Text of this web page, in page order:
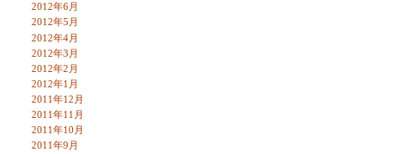
2012年6月
2012年5月
2012年4月
2012年3月
2012年2月
2012年1月
2011年12月
2011年11月
2011年10月
2011年9月